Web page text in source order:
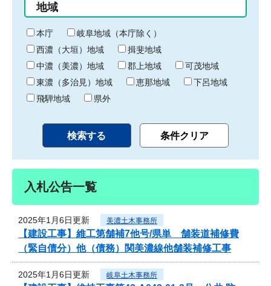
り
終
わ
り
地域
本庁
岐阜地域（本庁除く）
西濃（大垣）地域
揖斐地域
中濃（美濃）地域
郡上地域
可茂地域
東濃（多治見）地域
恵那地域
下呂地域
飛騨地域
県外
入札公告一覧
2025年1月6日更新 美濃土木事務所
【建設工事】維工第舗補7他号/県単 舗装道補修費
（緊自債分）他（債務）関美濃線他舗装補修工事
2025年1月6日更新 岐阜土木事務所